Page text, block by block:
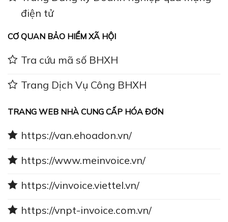
điện tử
CƠ QUAN BẢO HIỂM XÃ HỘI
Tra cứu mã số BHXH
Trang Dịch Vụ Công BHXH
TRANG WEB NHÀ CUNG CẤP HÓA ĐƠN
https://van.ehoadon.vn/
https://www.meinvoice.vn/
https://vinvoice.viettel.vn/
https://vnpt-invoice.com.vn/